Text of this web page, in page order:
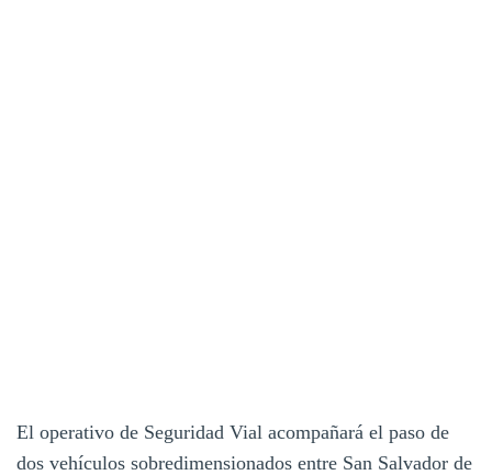
El operativo de Seguridad Vial acompañará el paso de
dos vehículos sobredimensionados entre San Salvador de